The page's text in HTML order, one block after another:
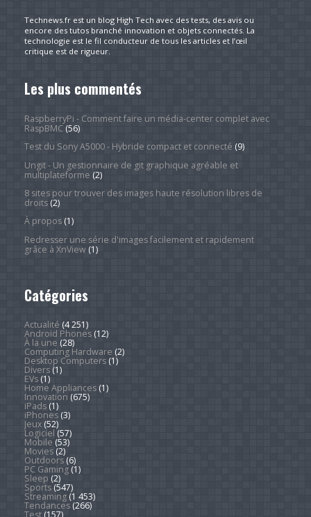
Technews.fr est un blog High Tech avec des tests, des avis ou
encore des tutos branché innovation et objets connectés. La
technologie est le fil conducteur de tous les articles et l’œil
critique est de rigueur.
Les plus commentés
RaspberryPi - Comment faire un média-center complet avec
RaspBMC(56)
Test du Sony A5000 - Hybride compact et connecté (9)
Ungit - Un gestionnaire de git graphique agréable et
multiplateforme (2)
8 sites pour trouver des images haute résolution libres de
droits(2)
À propos(1)
Redresser une série d'images facilement et rapidement
grâce à XnView(1)
Catégories
Actualité (4 251)
Android Phones(12)
À la une (28)
Computing Hardware (2)
Desktop Computers(1)
Divers(1)
EVs(1)
Home Appliances(1)
Innovation (675)
iPads(1)
iPhones(3)
Jeux(52)
Logiciel (57)
Mobile (53)
Movies(2)
Outdoors(6)
PC Gaming(1)
Sleep (2)
Sports(547)
Streaming(1 453)
Tendances(266)